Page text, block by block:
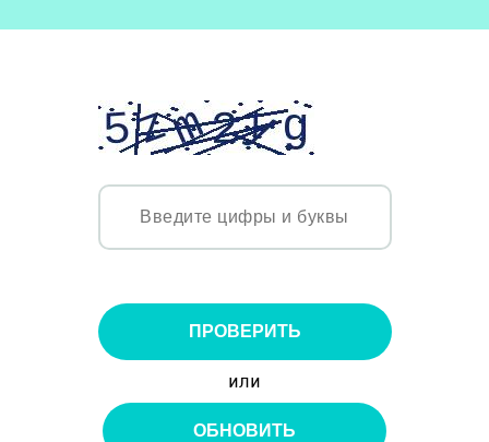
ПРОВЕРИТЬ
или
ОБНОВИТЬ